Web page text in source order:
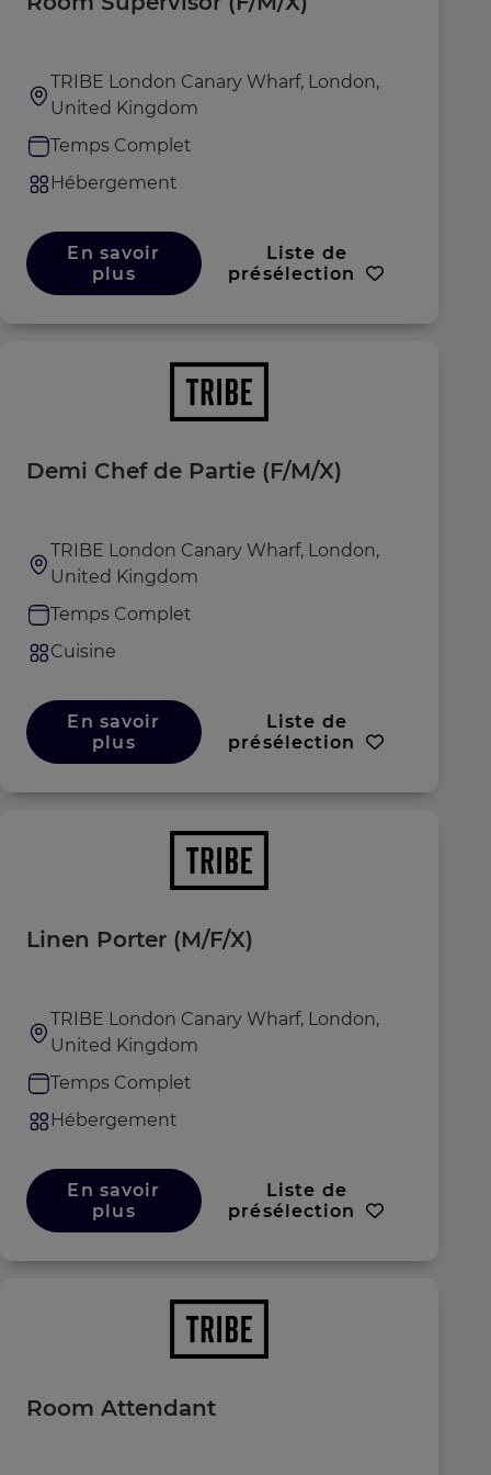
TRIBE London Canary Wharf, London,
United Kingdom
Temps Complet
Hébergement
En savoir
plus
Liste de
présélection
Demi Chef de Partie (F/M/X)
TRIBE London Canary Wharf, London,
United Kingdom
Temps Complet
Cuisine
En savoir
plus
Liste de
présélection
Linen Porter (M/F/X)
TRIBE London Canary Wharf, London,
United Kingdom
Temps Complet
Hébergement
En savoir
plus
Liste de
présélection
Room Attendant